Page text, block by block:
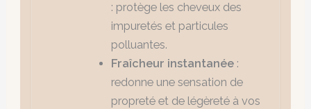
: protège les cheveux des
impuretés et particules
polluantes.
Fraîcheur instantanée :
redonne une sensation de
propreté et de légèreté à vos